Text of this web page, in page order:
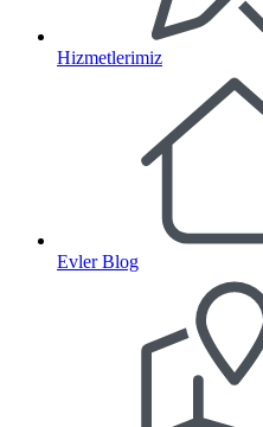
Hizmetlerimiz
Evler Blog